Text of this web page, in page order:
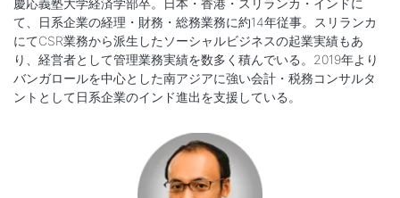
慶応義塾大学経済学部卒。日本・香港・スリランカ・インドに
て、日系企業の経理・財務・総務業務に約14年従事。スリランカ
にてCSR業務から派生したソーシャルビジネスの起業実績もあ
り、経営者として管理業務実績を数多く積んでいる。2019年より
バンガロールを中心とした南アジアに強い会計・税務コンサルタ
ントとして日系企業のインド進出を支援している。